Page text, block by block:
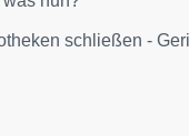
schließen -